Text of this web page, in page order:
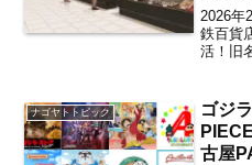
屋駅
日に
古屋
2026年
鉄百貨
活！旧
屋）」
ナゴヤトトピック
ゴジ
古屋